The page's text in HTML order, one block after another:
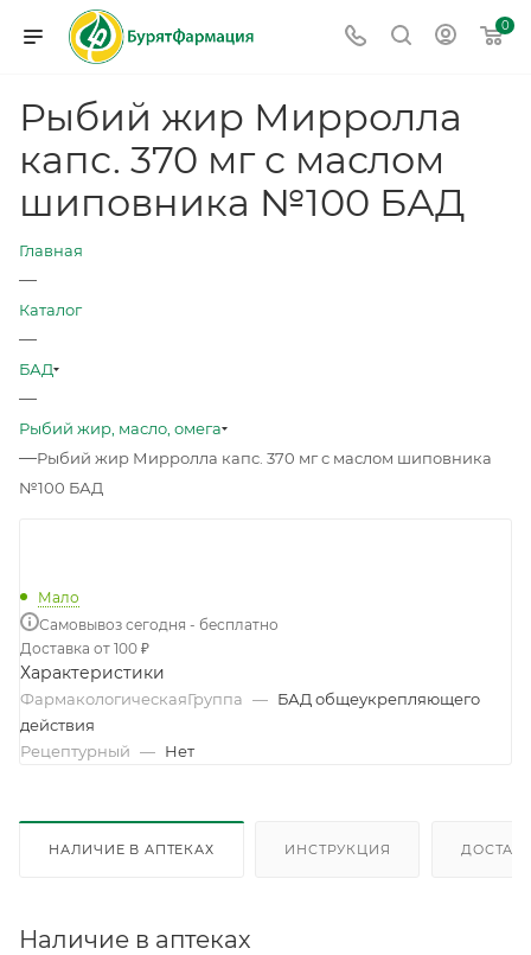
0
Рыбий жир Мирролла
капс. 370 мг с маслом
шиповника №100 БАД
Главная
—
Каталог
—
БАД
—
Рыбий жир, масло, омега
—Рыбий жир Мирролла капс. 370 мг с маслом шиповника
№100 БАД
Мало
Самовывоз сегодня - бесплатно
Доставка от 100 ₽
Характеристики
ФармакологическаяГруппа — БАД общеукрепляющего
действия
Рецептурный — Нет
НАЛИЧИЕ В АПТЕКАХ ИНСТРУКЦИЯ
Наличие в аптеках